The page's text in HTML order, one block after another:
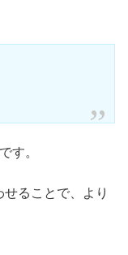
す。
ることで、より